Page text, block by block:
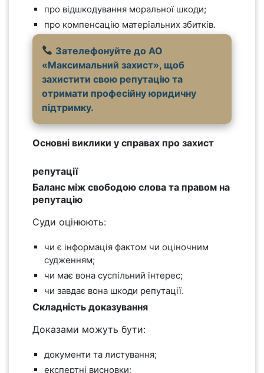
про відшкодування моральної шкоди;
про компенсацію матеріальних збитків.
Зателефонуйте до АО
«Максимальний захист», щоб
захистити свою репутацію та
отримати професійну юридичну
підтримку.
Основні виклики у справах про захист
репутації
Баланс між свободою слова та правом на
репутацію
Суди оцінюють:
чи є інформація фактом чи оціночним
судженням;
чи має вона суспільний інтерес;
чи завдає вона шкоди репутації.
Складність доказування
Доказами можуть бути:
документи та листування;
експертні висновки;